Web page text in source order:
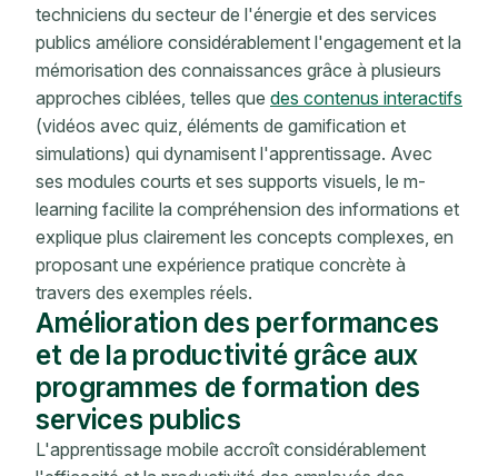
techniciens du secteur de l'énergie et des services
publics améliore considérablement l'engagement et la
mémorisation des connaissances grâce à plusieurs
approches ciblées, telles que des contenus interactifs
(vidéos avec quiz, éléments de gamification et
simulations) qui dynamisent l'apprentissage. Avec
ses modules courts et ses supports visuels, le m-
learning facilite la compréhension des informations et
explique plus clairement les concepts complexes, en
proposant une expérience pratique concrète à
travers des exemples réels.
Amélioration des performances
et de la productivité grâce aux
programmes de formation des
services publics
L'apprentissage mobile accroît considérablement